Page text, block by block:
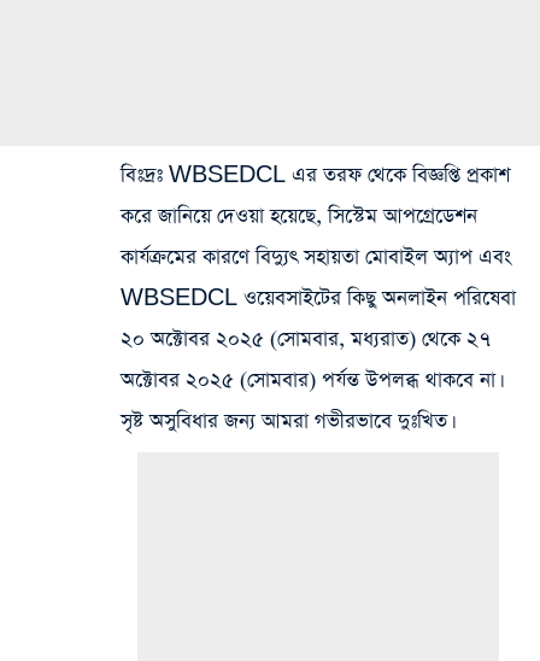
বিঃদ্রঃ WBSEDCL এর তরফ থেকে বিজ্ঞপ্তি প্রকাশ
করে জানিয়ে দেওয়া হয়েছে, সিস্টেম আপগ্রেডেশন
কার্যক্রমের কারণে বিদ্যুৎ সহায়তা মোবাইল অ্যাপ এবং
WBSEDCL ওয়েবসাইটের কিছু অনলাইন পরিষেবা
২০ অক্টোবর ২০২৫ (সোমবার, মধ্যরাত) থেকে ২৭
অক্টোবর ২০২৫ (সোমবার) পর্যন্ত উপলব্ধ থাকবে না।
সৃষ্ট অসুবিধার জন্য আমরা গভীরভাবে দুঃখিত।